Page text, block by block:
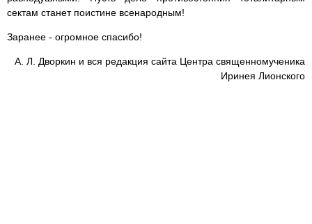
сектам станет поистине всенародным!
Заранее - огромное спасибо!
А. Л. Дворкин и вся редакция сайта Центра священномученика
Иринея Лионского